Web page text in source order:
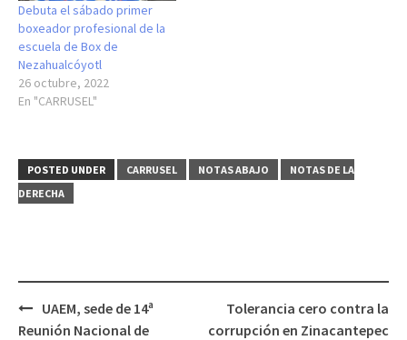
Debuta el sábado primer
boxeador profesional de la
escuela de Box de
Nezahualcóyotl
26 octubre, 2022
En "CARRUSEL"
POSTED UNDER CARRUSEL NOTAS ABAJO
NOTAS DE LA
DERECHA
Post
navigation
UAEM, sede de 14ª
Reunión Nacional de
Tolerancia cero contra la
corrupción en Zinacantepec